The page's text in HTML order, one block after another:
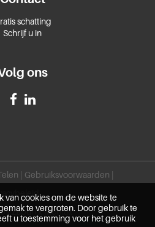
schatting
Schrijf u in
ons
| Gebruiksvoorwaarden |
ZabunxMentall
van cookies om de website te
te vergroten. Door gebruik te
u toestemming voor het gebruik